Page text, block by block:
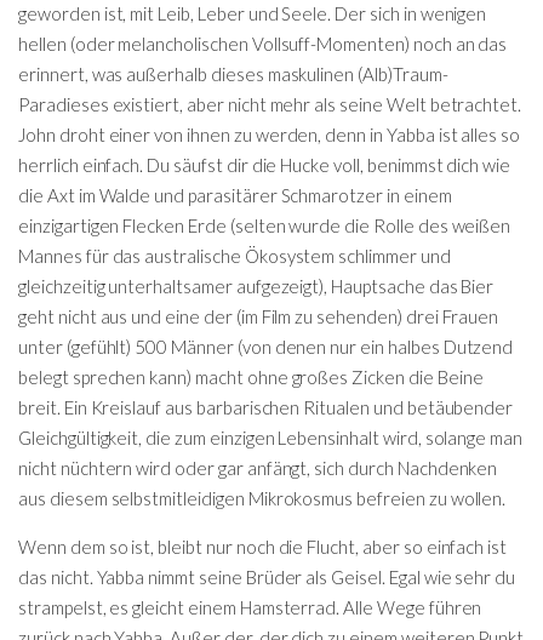
geworden ist, mit Leib, Leber und Seele. Der sich in wenigen
hellen (oder melancholischen Vollsuff-Momenten) noch an das
erinnert, was außerhalb dieses maskulinen (Alb)Traum-
Paradieses existiert, aber nicht mehr als seine Welt betrachtet.
John droht einer von ihnen zu werden, denn in Yabba ist alles so
herrlich einfach. Du säufst dir die Hucke voll, benimmst dich wie
die Axt im Walde und parasitärer Schmarotzer in einem
einzigartigen Flecken Erde (selten wurde die Rolle des weißen
Mannes für das australische Ökosystem schlimmer und
gleichzeitig unterhaltsamer aufgezeigt), Hauptsache das Bier
geht nicht aus und eine der (im Film zu sehenden) drei Frauen
unter (gefühlt) 500 Männer (von denen nur ein halbes Dutzend
belegt sprechen kann) macht ohne großes Zicken die Beine
breit. Ein Kreislauf aus barbarischen Ritualen und betäubender
Gleichgültigkeit, die zum einzigen Lebensinhalt wird, solange man
nicht nüchtern wird oder gar anfängt, sich durch Nachdenken
aus diesem selbstmitleidigen Mikrokosmus befreien zu wollen.
Wenn dem so ist, bleibt nur noch die Flucht, aber so einfach ist
das nicht. Yabba nimmt seine Brüder als Geisel. Egal wie sehr du
strampelst, es gleicht einem Hamsterrad. Alle Wege führen